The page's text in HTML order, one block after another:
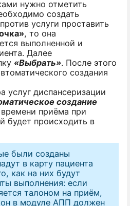
нужно отметить
создать
услуги проставить
, то она
выполненной и
Далее
«Выбрать». После этого
создания
услуг диспансеризации
создание
приёма при
будет происходить в
были созданы
в карту пациента
как на них будут
выполнения: если
талоном на приём,
в модуле АПП должен